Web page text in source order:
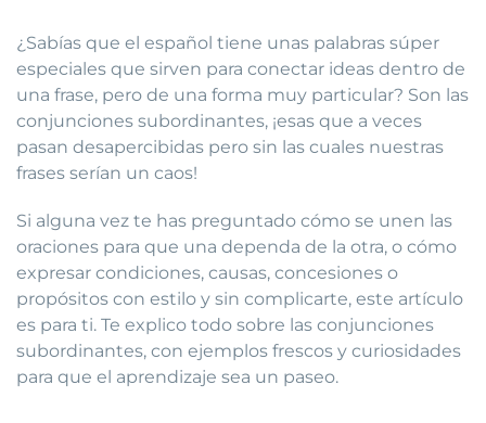
¿Sabías que el español tiene unas palabras súper
especiales que sirven para conectar ideas dentro de
una frase, pero de una forma muy particular? Son las
conjunciones subordinantes, ¡esas que a veces
pasan desapercibidas pero sin las cuales nuestras
frases serían un caos!
Si alguna vez te has preguntado cómo se unen las
oraciones para que una dependa de la otra, o cómo
expresar condiciones, causas, concesiones o
propósitos con estilo y sin complicarte, este artículo
es para ti. Te explico todo sobre las conjunciones
subordinantes, con ejemplos frescos y curiosidades
para que el aprendizaje sea un paseo.